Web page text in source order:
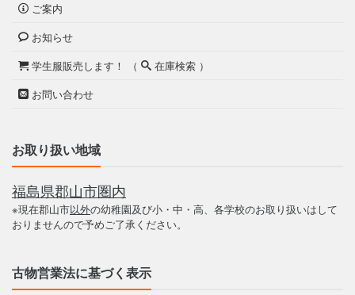
ご案内
お知らせ
学生服販売します！ （
在庫検索 ）
お問い合わせ
お取り扱い地域
福島県郡山市圏内
※現在郡山市以外の幼稚園及び小・中・高、各学校のお取り扱いはして
おりませんので予めご了承ください。
古物営業法に基づく表示